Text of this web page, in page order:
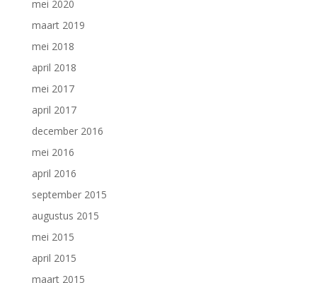
mei 2020
maart 2019
mei 2018
april 2018
mei 2017
april 2017
december 2016
mei 2016
april 2016
september 2015
augustus 2015
mei 2015
april 2015
maart 2015